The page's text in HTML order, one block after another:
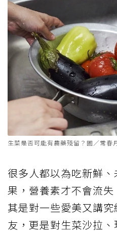
生菜是否可能有農藥殘留？圖／常春
很多人都以為吃新鮮
果，營養素才不會流
其是對一些愛美又講
友，更是對生菜沙拉